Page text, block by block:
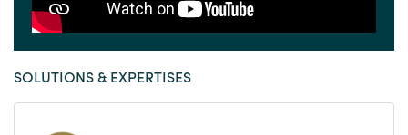
SOLUTIONS & EXPERTISES